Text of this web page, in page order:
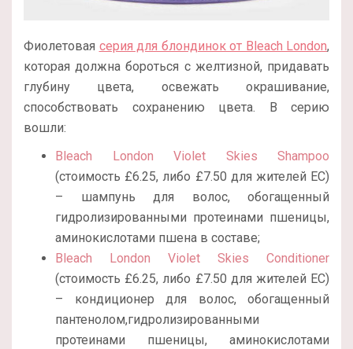
Фиолетовая серия для блондинок от Bleach London,
которая должна бороться с желтизной, придавать
глубину цвета, освежать окрашивание,
способствовать сохранению цвета. В серию
вошли:
Bleach London Violet Skies Shampoo
(стоимость £6.25, либо £7.50 для жителей ЕС)
– шампунь для волос, обогащенный
гидролизированными протеинами пшеницы,
аминокислотами пшена в составе;
Bleach London Violet Skies Conditioner
(стоимость £6.25, либо £7.50 для жителей ЕС)
– кондиционер для волос, обогащенный
пантенолом,гидролизированными
протеинами пшеницы, аминокислотами